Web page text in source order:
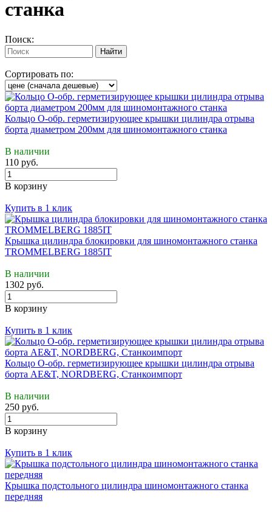
станка
Поиск:
Сортировать по:
Кольцо О-обр. герметизирующее крышки цилиндра отрыва
борта диаметром 200мм для шиномонтажного станка
В наличии
110 руб.
В корзину
Купить в 1 клик
Крышка цилиндра блокировки для шиномонтажного станка
TROMMELBERG 1885IT
В наличии
1302 руб.
В корзину
Купить в 1 клик
Кольцо О-обр. герметизирующее крышки цилиндра отрыва
борта AE&T, NORDBERG, Станкоимпорт
В наличии
250 руб.
В корзину
Купить в 1 клик
Крышка подстольного цилиндра шиномонтажного станка
передняя